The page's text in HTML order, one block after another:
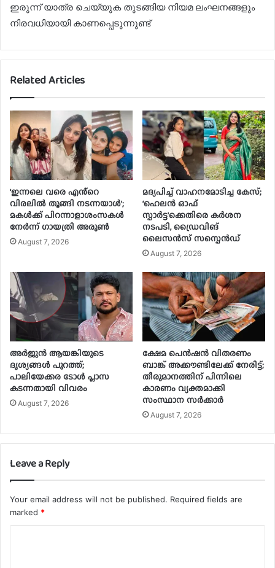
ഇരുന്ന് യാത്ര ചെയ്യുക തുടങ്ങിയ നിയമ ലംഘനങ്ങളും
നിരവധിയായി കാണപ്പെടുന്നുണ്ട്
Related Articles
‘ഇന്നലെ വരെ എൻ്റെ
വിരലിൽ തൂങ്ങി നടന്നയാൾ’;
മകൾ‌ക്ക് പിറന്നാളാശംസകൾ
നേർന്ന് ഗായത്രി അരുൺ
August 7, 2026
മദ്യപിച്ച് വാഹനമോടിച്ച കേസ്;
‘ഹെലൻ ഓഫ്
സ്പാർട്ട’ക്കെതിരെ കർശന
നടപടി, ഡ്രൈവിങ്
ലൈസൻസ് സസ്പെൻഡ്
August 7, 2026
അർജുൻ ആയങ്കിയുടെ
ദൃശ്യങ്ങൾ പുറത്ത്;
പാലിയേക്കര ടോൾ പ്ലാസ
കടന്നതായി വിവരം
August 7, 2026
ക്ഷേമ പെൻഷൻ വിതരണം
ബാങ്ക് അക്കൗണ്ടിലേക്ക് നേരിട്ട്;
തീരുമാനത്തിന് പിന്നിലെ
കാരണം വ്യക്തമാക്കി
സംസ്ഥാന സർക്കാർ
August 7, 2026
Leave a Reply
Your email address will not be published. Required fields are
marked *